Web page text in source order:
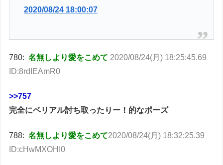
2020/08/24 18:00:07
780:名無しより愛をこめて 2020/08/24(月) 18:25:45.69
ID:8rdIEAmR0
>>757
完全にベリアル討ち取ったりー！的なポーズ
788:名無しより愛をこめて2020/08/24(月) 18:32:25.39
ID:cHwMXOHI0